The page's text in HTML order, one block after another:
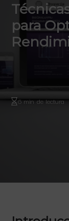
para
6 min de lectura